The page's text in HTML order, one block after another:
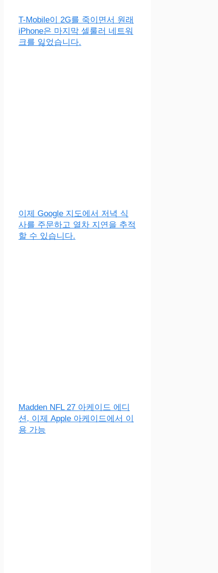
T-Mobile이 2G를 죽이면서 원래
iPhone은 마지막 셀룰러 네트워
크를 잃었습니다.
이제 Google 지도에서 저녁 식
사를 주문하고 열차 지연을 추적
할 수 있습니다.
Madden NFL 27 아케이드 에디
션, 이제 Apple 아케이드에서 이
용 가능